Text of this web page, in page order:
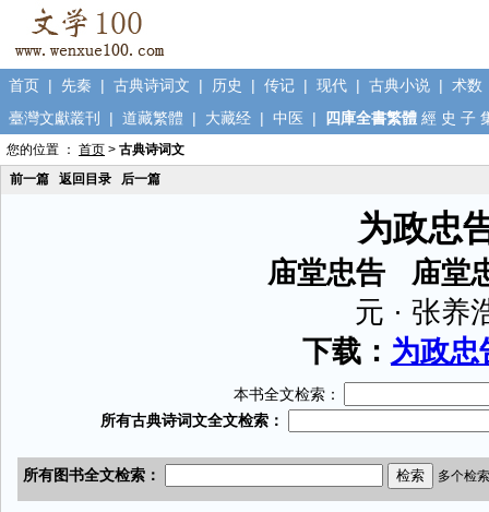
首页 | 先秦 | 古典诗词文 | 历史 | 传记 | 现代 | 古典小说 | 术数
臺灣文獻叢刊
| 道藏繁體 | 大藏经 | 中医 | 四庫全書繁體 經 史 子
您的位置 ： 首页 > 古典诗词文
前一篇
返回目录 后一篇
为政忠
庙堂忠告 庙堂
元 · 张养
下载： 为政
本书全文检索：